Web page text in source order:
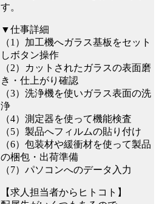
す。
▼仕事詳細
（1）加工機へガラス基板をセット
しボタン操作
（2）カットされたガラスの表面磨
き・仕上がり確認
（3）洗浄機を使いガラス表面の洗
浄
（4）測定器を使って機能検査
（5）製品へフィルムの貼り付け
（6）包装材や緩衝材を使って製品
の梱包・出荷準備
（7）パソコンへのデータ入力
【求人担当者からヒトコト】